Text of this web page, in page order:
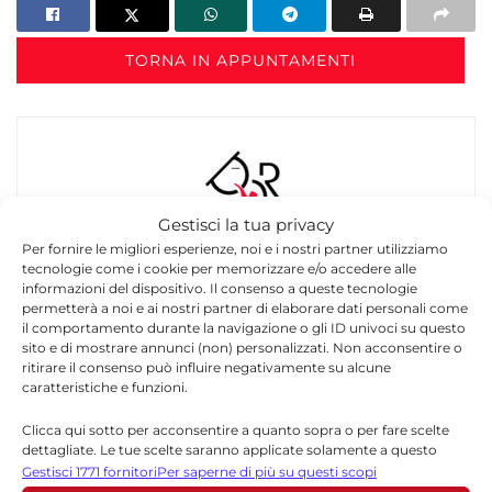
Gestisci la tua privacy
Per fornire le migliori esperienze, noi e i nostri partner utilizziamo
tecnologie come i cookie per memorizzare e/o accedere alle
informazioni del dispositivo. Il consenso a queste tecnologie
permetterà a noi e ai nostri partner di elaborare dati personali come
il comportamento durante la navigazione o gli ID univoci su questo
sito e di mostrare annunci (non) personalizzati. Non acconsentire o
ritirare il consenso può influire negativamente su alcune
caratteristiche e funzioni.
Clicca qui sotto per acconsentire a quanto sopra o per fare scelte
dettagliate. Le tue scelte saranno applicate solamente a questo
sito. È possibile modificare le impostazioni in qualsiasi momento,
Gestisci 1771 fornitoriPer saperne di più su questi scopi
TORNA IN APPUNTAMENTI
Redazione
La redazione di Quotidianodiragusa.it è composta
da giornalisti, collaboratori e professionisti
dell’informazione che ogni giorno lavorano per
offrire notizie, approfondimenti e contenuti
accurati dedicati alla Sicilia, all’attualità, alla
team dinamico e indipendente che garantisce
qualità, tempestività e affidabilità.